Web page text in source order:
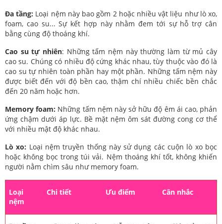
Đa tầng: Loại nệm này bao gồm 2 hoặc nhiều vật liệu như lò xo,
foam, cao su... Sự kết hợp này nhằm đem tới sự hỗ trợ cân
bằng cùng độ thoáng khí.
Cao su tự nhiên: Những tấm nệm này thường làm từ mủ cây
cao su. Chúng có nhiều độ cứng khác nhau, tùy thuộc vào đó là
cao su tự nhiên toàn phần hay một phần. Những tấm nệm này
được biết đến với độ bền cao, thậm chí nhiều chiếc bền chắc
đến 20 năm hoặc hơn.
Memory foam: Những tấm nệm này sở hữu độ êm ái cao, phản
ứng chậm dưới áp lực. Bề mặt nệm ôm sát đường cong cơ thể
với nhiều mật độ khác nhau.
Lò xo: Loại nệm truyền thống này sử dụng các cuộn lò xo bọc
hoặc không bọc trong túi vải. Nệm thoáng khí tốt, không khiến
người nằm chìm sâu như memory foam.
Loại
nệm
Chi tiết Ưu điểm Cân nhắc